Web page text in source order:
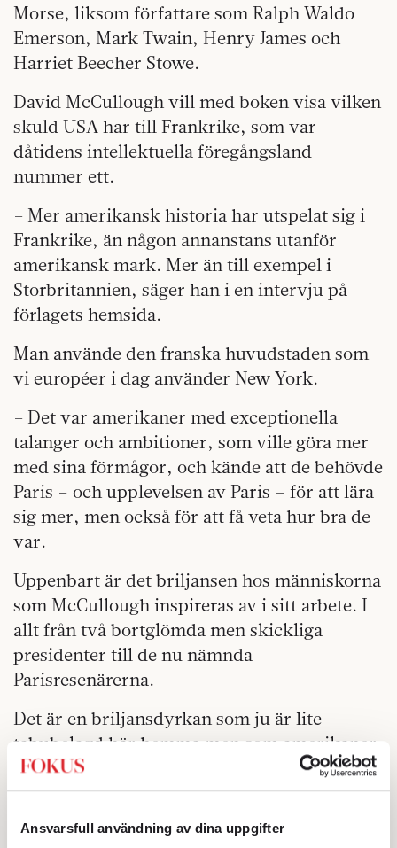
Ansvarsfull användning av dina uppgifter
Morse, liksom författare som Ralph Waldo
Emerson, Mark Twain, Henry James och
Harriet Beecher Stowe.
David McCullough vill med boken visa vilken
skuld USA har till Frankrike, som var
dåtidens intellektuella föregångsland
nummer ett.
– Mer amerikansk historia har utspelat sig i
Frankrike, än någon annanstans utanför
amerikansk mark. Mer än till exempel i
Storbritannien, säger han i en intervju på
förlagets hemsida.
Man använde den franska huvudstaden som
vi européer i dag använder New York.
– Det var amerikaner med exceptionella
talanger och ambitioner, som ville göra mer
med sina förmågor, och kände att de behövde
Paris – och upplevelsen av Paris – för att lära
sig mer, men också för att få veta hur bra de
var.
Uppenbart är det briljansen hos människorna
som McCullough inspireras av i sitt arbete. I
allt från två bortglömda men skickliga
presidenter till de nu nämnda
Parisresenärerna.
Det är en briljansdyrkan som ju är lite
tabubelagd här hemma men som amerikaner,
bättre än några andra, odlar och gör till basen
för storverk. Vilket David McCullough, om
någon, är ett utmärkt exempel på.